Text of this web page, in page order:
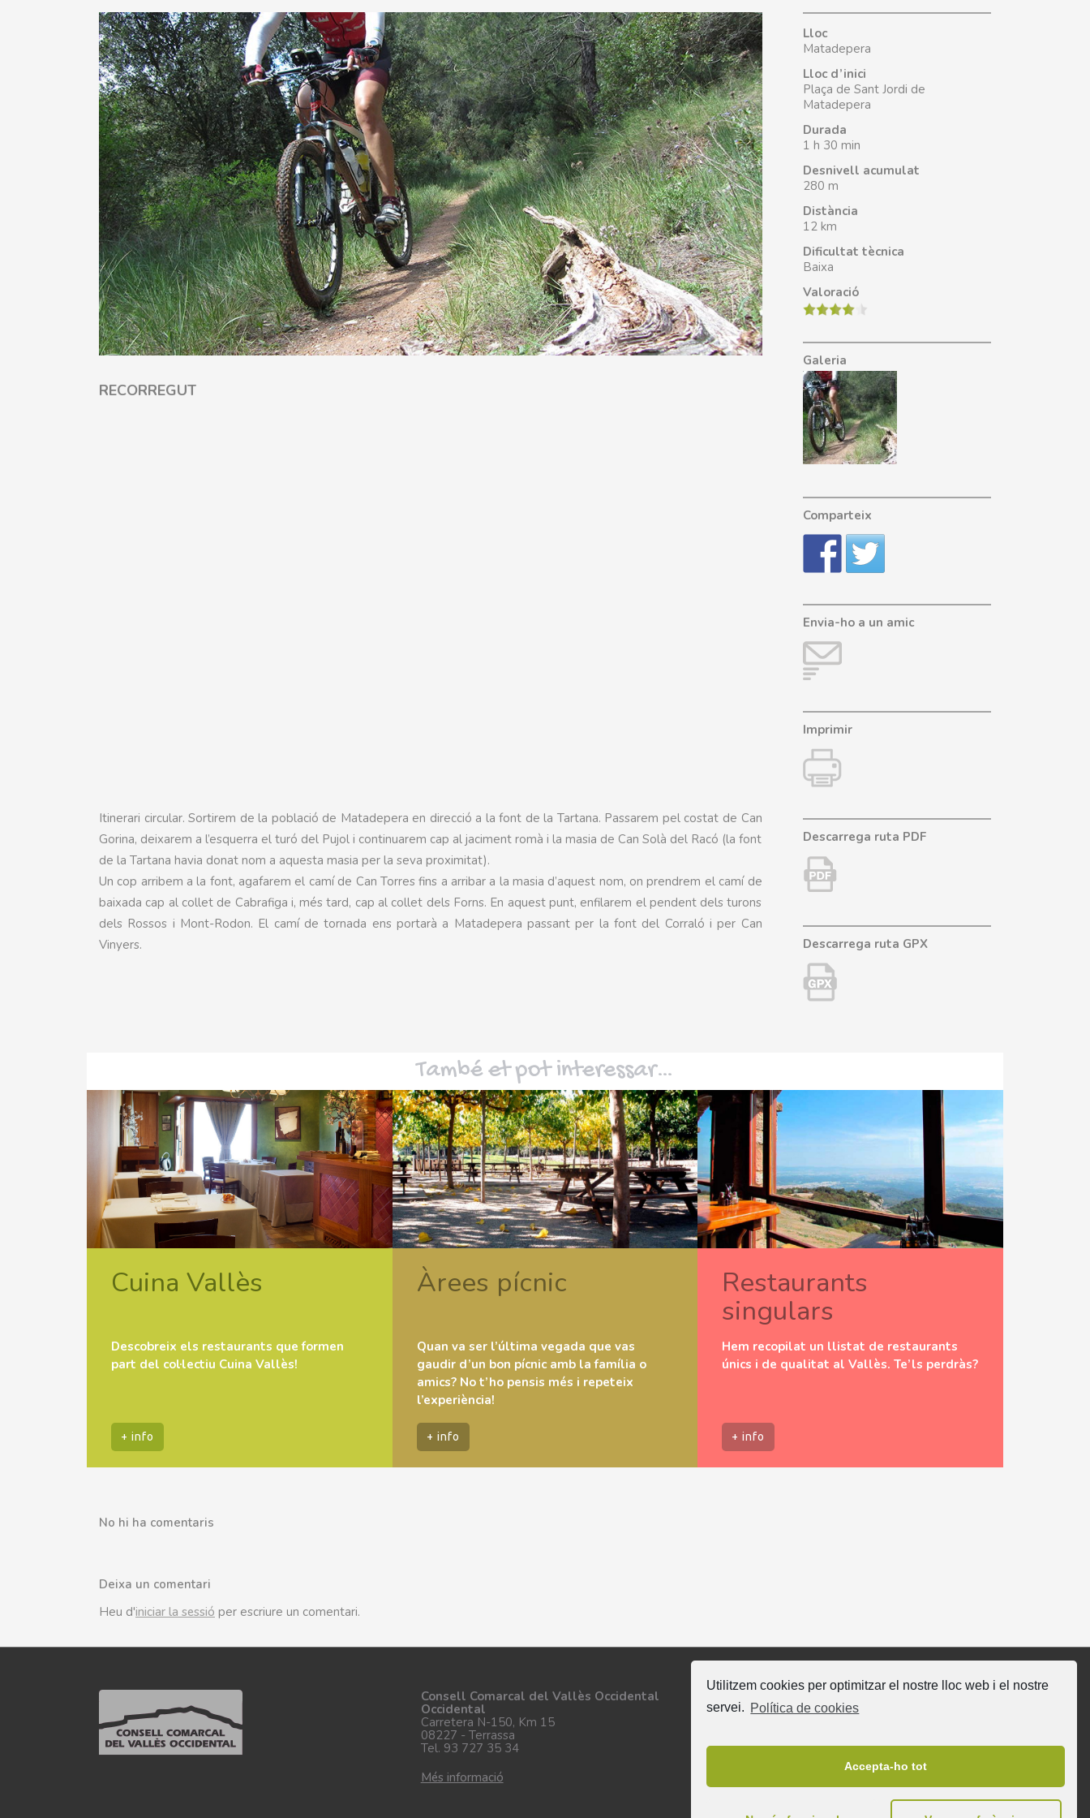
Utilitzem cookies per optimitzar el nostre lloc web i el nostre
servei. Política de cookies
Accepta-ho tot
RECORREGUT
Itinerari circular. Sortirem de la població de Matadepera en direcció a la font de la Tartana. Passarem pel costat de Can
Gorina, deixarem a l’esquerra el turó del Pujol i continuarem cap al jaciment romà i la masia de Can Solà del Racó (la font
de la Tartana havia donat nom a aquesta masia per la seva proximitat).
Un cop arribem a la font, agafarem el camí de Can Torres fins a arribar a la masia d’aquest nom, on prendrem el camí de
baixada cap al collet de Cabrafiga i, més tard, cap al collet dels Forns. En aquest punt, enfilarem el pendent dels turons
dels Rossos i Mont-Rodon. El camí de tornada ens portarà a Matadepera passant per la font del Corraló i per Can
Vinyers.
Lloc
Matadepera
Lloc d’inici
Plaça de Sant Jordi de
Matadepera
Durada
1 h 30 min
Desnivell acumulat
280 m
Distància
12 km
Dificultat tècnica
Baixa
Valoració
Galeria
Comparteix
Envia-ho a un amic
Imprimir
Descarrega ruta PDF
Descarrega ruta GPX
També et pot interessar…
Cuina Vallès
Descobreix els restaurants que formen
part del col·lectiu Cuina Vallès!
+ info
Àrees pícnic
Quan va ser l’última vegada que vas
gaudir d’un bon pícnic amb la família o
amics? No t’ho pensis més i repeteix
l’experiència!
+ info
Restaurants
singulars
Hem recopilat un llistat de restaurants
únics i de qualitat al Vallès. Te’ls perdràs?
+ info
No hi ha comentaris
Deixa un comentari
Heu d'iniciar la sessió per escriure un comentari.
Consell Comarcal del Vallès Occidental
Occidental
Carretera N-150, Km 15
08227 - Terrassa
Tel. 93 727 35 34
Més informació
Segueix-nos